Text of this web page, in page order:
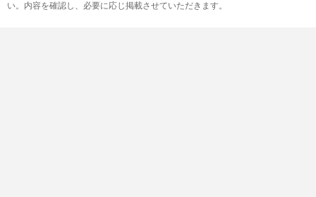
い。内容を確認し、必要に応じ掲載させていただきます。